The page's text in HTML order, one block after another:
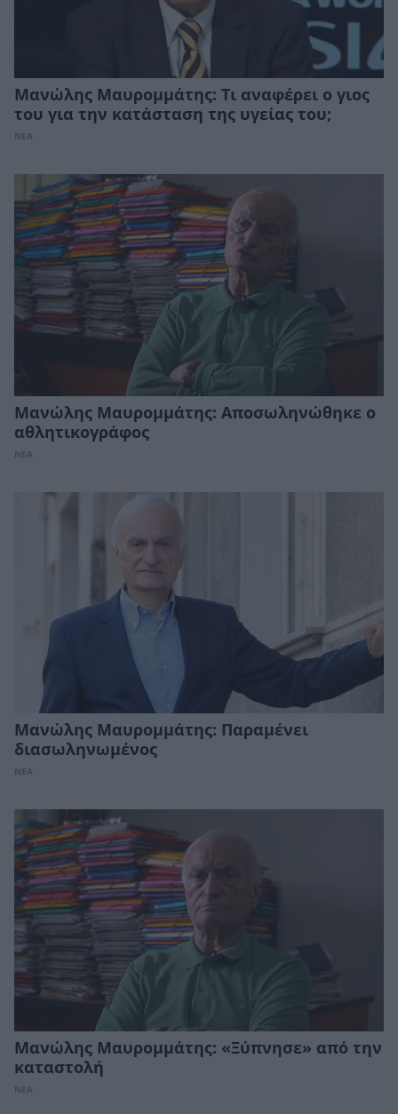
Μανώλης Μαυρομμάτης: Τι αναφέρει ο γιος
του για την κατάσταση της υγείας του;
ΝΕΑ
Μανώλης Μαυρομμάτης: Αποσωληνώθηκε ο
αθλητικογράφος
ΝΕΑ
Μανώλης Μαυρομμάτης: Παραμένει
διασωληνωμένος
ΝΕΑ
Μανώλης Μαυρομμάτης: «Ξύπνησε» από την
καταστολή
ΝΕΑ